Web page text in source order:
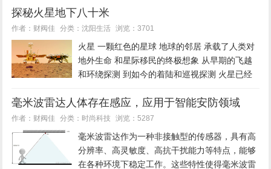
误报。这些问题让智能照明、安防、家居体验大
打折扣——灯该亮时不亮，人没走灯...
探秘火星地下八十米
作者：财阀佳 分类：沈阳生活 浏览：3701
火星 一颗红色的星球 地球的邻居 承载了人类对
地外生命 和星际移民的终极想象 从早期的飞越
和环绕探测 到如今的着陆和巡视探测 火星已经
2020年7月23日 我国首...
毫米波雷达人体存在感应，应用于智能安防领域
作者：财阀佳 分类： 时尚科技 浏览：5287
毫米波雷达作为一种非接触型的传感器，具有高
分辨率、高灵敏度、高抗干扰能力等特点，能够
在各种环境下稳定工作。这些特性使得毫米波雷